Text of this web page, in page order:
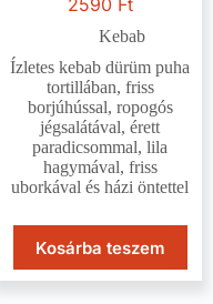
2590 Ft
Kebab
Ízletes kebab dürüm puha
tortillában, friss
borjúhússal, ropogós
jégsalátával, érett
paradicsommal, lila
hagymával, friss
uborkával és házi öntettel
Kosárba teszem